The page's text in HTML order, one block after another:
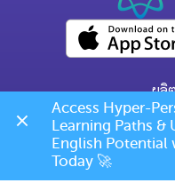
ผลิ
ข้อกำหนดก
เบอร์โท
Access Hyper-
Learning Paths &
English Potential
Today 🚀